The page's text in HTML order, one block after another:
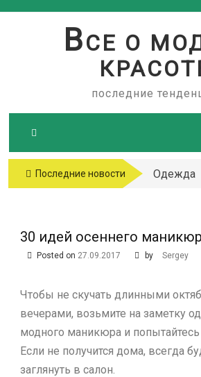
ВСЕ О
последние
Последние новости
Одежда
30 идей осеннего
Posted on 27.09.2017 by Sergey
Чтобы не скучать длинными
вечерами, возьмите на заметку
модного маникюра и попытайтесь
Если не получится дома, всегда
заглянуть в салон.